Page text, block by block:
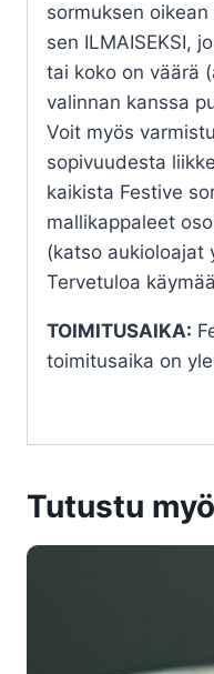
sormuksen
sen ILMAISEKSI,
tai koko on väärä
valinnan kanssa
Voit myös
sopivuudesta
kaikista Festive
mallikappaleet
(katso aukioloajat
Tervetuloa
TOIMITUSAIKA:
toimitusaika on
Tutustu